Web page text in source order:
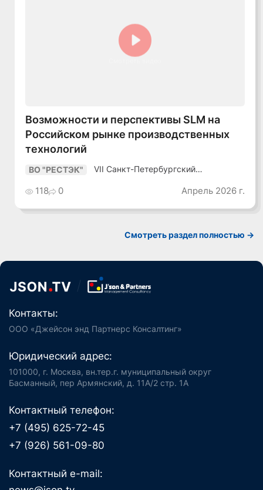
Возможности и перспективы SLM на
Российском рынке производственных
технологий
ВО "РЕСТЭК"
VII Санкт-Петербургский
118 0 Апрель 2026 г.
Смотреть раздел полностью ->
Контакты:
ООО «Джейсон энд Партнерс Консалтинг»
Юридический адрес:
101000, г. Москва, вн.тер.г. муниципальный округ
Басманный, пер Армянский, д. 11А/2 стр. 1А
Контактный телефон:
+7 (495) 625-72-45
+7 (926) 561-09-80
Контактный e-mail: